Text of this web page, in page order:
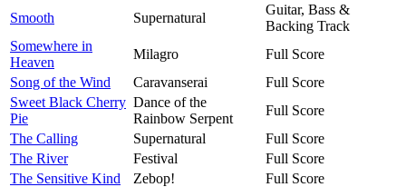
Smooth
Supernatural
Guitar, Bass &
Backing Track
Somewhere in
Heaven
Milagro
Full Score
Song of the Wind
Caravanserai
Full Score
Sweet Black Cherry
Pie
Dance of the
Rainbow Serpent
Full Score
The Calling
Supernatural
Full Score
The River
Festival
Full Score
The Sensitive Kind
Zebop!
Full Score